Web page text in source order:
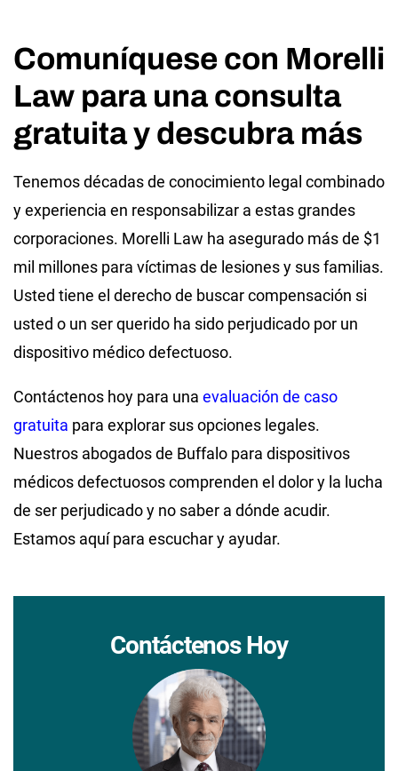
Comuníquese con Morelli
Law para una consulta
gratuita y descubra más
Tenemos décadas de conocimiento legal combinado
y experiencia en responsabilizar a estas grandes
corporaciones. Morelli Law ha asegurado más de $1
mil millones para víctimas de lesiones y sus familias.
Usted tiene el derecho de buscar compensación si
usted o un ser querido ha sido perjudicado por un
dispositivo médico defectuoso.
Contáctenos hoy para una evaluación de caso
gratuita para explorar sus opciones legales.
Nuestros abogados de Buffalo para dispositivos
médicos defectuosos comprenden el dolor y la lucha
de ser perjudicado y no saber a dónde acudir.
Estamos aquí para escuchar y ayudar.
Contáctenos Hoy